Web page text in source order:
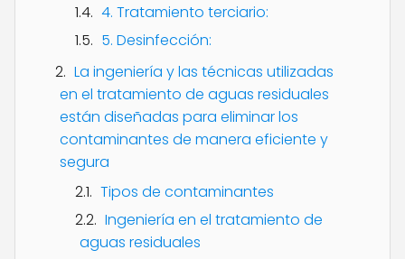
4. Tratamiento terciario:
5. Desinfección:
La ingeniería y las técnicas utilizadas
en el tratamiento de aguas residuales
están diseñadas para eliminar los
contaminantes de manera eficiente y
segura
Tipos de contaminantes
Ingeniería en el tratamiento de
aguas residuales